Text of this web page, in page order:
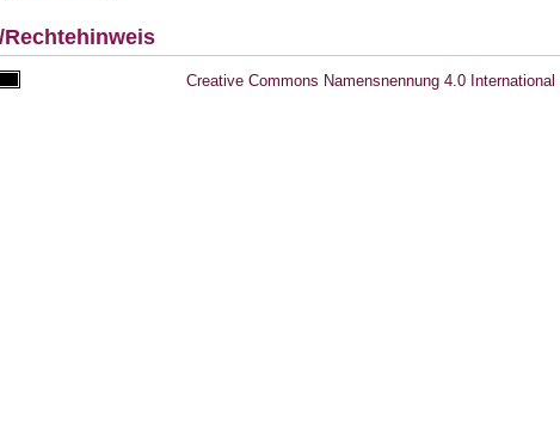
Rechtehinweis
Creative Commons Namensnennung 4.0 International